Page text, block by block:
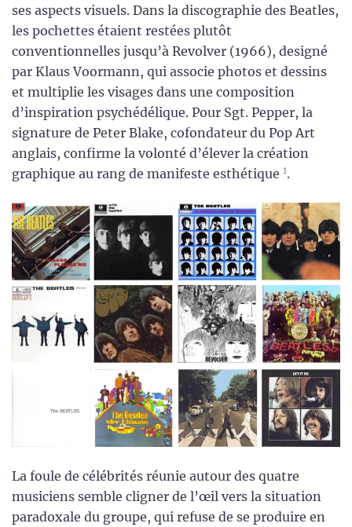
ses aspects visuels. Dans la discographie des Beatles,
les pochettes étaient restées plutôt
conventionnelles jusqu’à Revolver (1966), designé
par Klaus Voormann, qui associe photos et dessins
et multiplie les visages dans une composition
d’inspiration psychédélique. Pour Sgt. Pepper, la
signature de Peter Blake, cofondateur du Pop Art
anglais, confirme la volonté d’élever la création
graphique au rang de manifeste esthétique 1.
La foule de célébrités réunie autour des quatre
musiciens semble cligner de l’œil vers la situation
paradoxale du groupe, qui refuse de se produire en